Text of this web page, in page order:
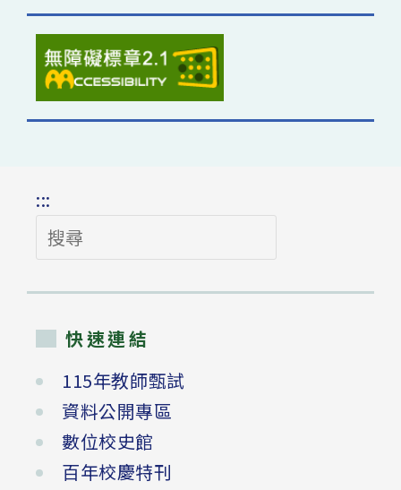
:::
搜
尋
快速連結
115年教師甄試
資料公開專區
數位校史館
百年校慶特刊